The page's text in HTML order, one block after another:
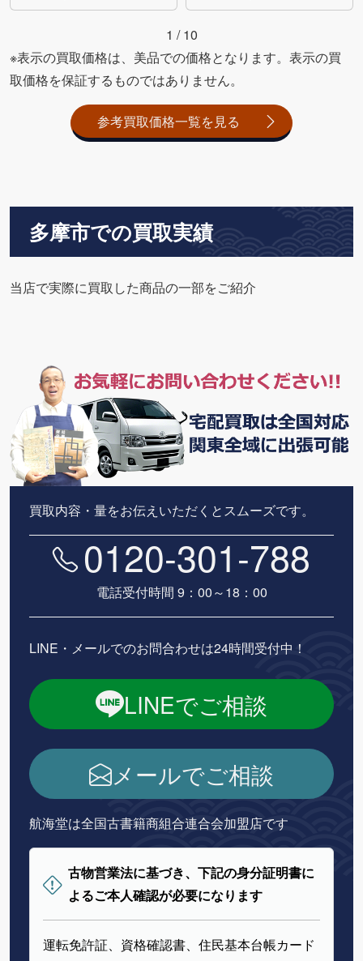
1 /10
※表示の買取価格は、美品での価格となります。表示の買
取価格を保証するものではありません。
参考買取価格一覧を見る
多摩市での買取実績
当店で実際に買取した商品の一部をご紹介
買取内容・量をお伝えいただくとスムーズです。
0120-301-788
電話受付時間 9：00～18：00
LINE・メールでのお問合わせは24時間受付中！
LINEでご相談
メールでご相談
航海堂は全国古書籍商組合連合会加盟店です
古物営業法に基づき、下記の身分証明書に
よるご本人確認が必要になります
運転免許証、資格確認書、住民基本台帳カード